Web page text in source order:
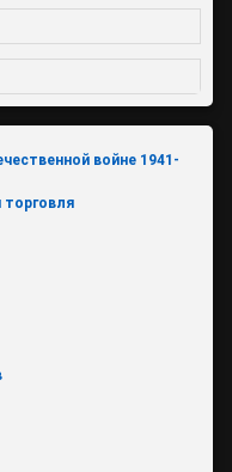
войне 1941-